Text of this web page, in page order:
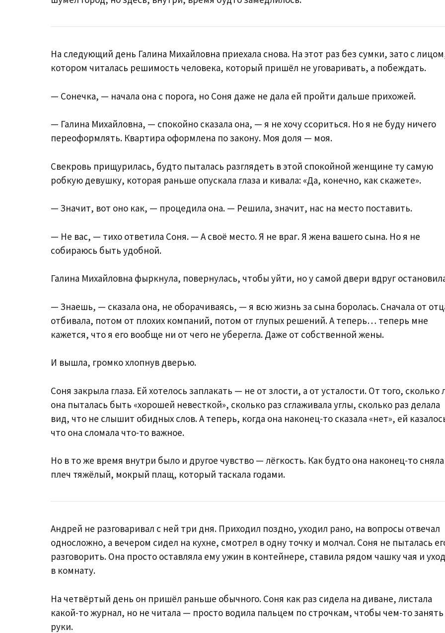
На следующий день Галина Михайловна приехала снова. На этот раз без сумки, зато с
котором читалась решимость человека, который пришёл не уговаривать, а побеждать.
— Сонечка, — начала она с порога, но Соня даже не дала ей пройти дальше прихожей.
— Галина Михайловна, — спокойно сказала она, — я не хочу ссориться. Но я не буду ничего
переоформлять. Квартира оформлена по закону. Моя доля — моя.
Свекровь прищурилась, будто пыталась разглядеть в этой спокойной женщине ту самую
робкую девушку, которая раньше опускала глаза и кивала: «Да, конечно, как скажете».
— Значит, вот оно как, — процедила она. — Решила, значит, нас на место поставить.
— Не вас, — тихо ответила Соня. — А своё место. Я не враг. Я жена вашего сына. Но я не
собираюсь быть удобной.
Галина Михайловна фыркнула, повернулась, чтобы уйти, но у самой двери вдруг
— Знаешь, — сказала она, не оборачиваясь, — я всю жизнь за сына боролась. Сначала от
отбивала, потом от плохих компаний, потом от глупых решений. А теперь… теперь мне
кажется, что я его вообще ни от чего не уберегла. Даже от собственной жены.
И вышла, громко хлопнув дверью.
Соня закрыла глаза. Ей хотелось заплакать — не от злости, а от усталости. От того, сколько
она пыталась быть «хорошей невесткой», сколько раз сглаживала углы, сколько раз делала
вид, что не слышит обидных слов. А теперь, когда она наконец-то сказала «нет», ей
что она сломала что-то важное.
Но в то же время внутри было и другое чувство — лёгкость. Как будто она наконец-то
плеч тяжёлый, мокрый плащ, который таскала годами.
Андрей не разговаривал с ней три дня. Приходил поздно, уходил рано, на вопросы отвечал
односложно, а вечером сидел на кухне, смотрел в одну точку и молчал. Соня не пыталась
разговорить. Она просто оставляла ему ужин в контейнере, ставила рядом чашку чая и
в комнату.
На четвёртый день он пришёл раньше обычного. Соня как раз сидела на диване, листала
какой-то журнал, но не читала — просто водила пальцем по строчкам, чтобы чем-то занять
руки.